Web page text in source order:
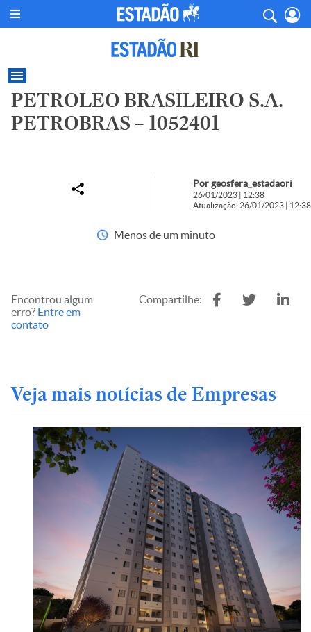
PETROLEO BRASILEIRO S.A.
PETROBRAS – 1052401
Por geosfera_estadaori
26/01/2023 | 12:38
Atualização: 26/01/2023 | 12:38
Menos de um minuto
Encontrou algum
erro? Entre em
contato
Compartilhe:
Veja mais notícias de Empresas